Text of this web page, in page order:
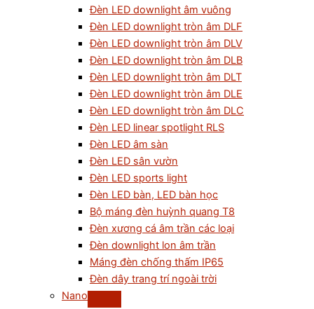
Đèn LED downlight âm vuông
Đèn LED downlight tròn âm DLF
Đèn LED downlight tròn âm DLV
Đèn LED downlight tròn âm DLB
Đèn LED downlight tròn âm DLT
Đèn LED downlight tròn âm DLE
Đèn LED downlight tròn âm DLC
Đèn LED linear spotlight RLS
Đèn LED âm sàn
Đèn LED sân vườn
Đèn LED sports light
Đèn LED bàn, LED bàn học
Bộ máng đèn huỳnh quang T8
Đèn xương cá âm trần các loại
Đèn downlight lon âm trần
Máng đèn chống thấm IP65
Đèn dây trang trí ngoài trời
Nano